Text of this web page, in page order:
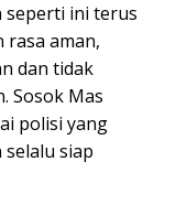
seperti ini terus
rasa aman,
dan tidak
Sosok Mas
polisi yang
siap